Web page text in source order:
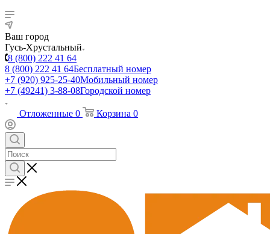
Ваш город
Гусь-Хрустальный
8 (800) 222 41 64
8 (800) 222 41 64Бесплатный номер
+7 (920) 925-25-40Мобильный номер
+7 (49241) 3-88-08Городской номер
Отложенные 0 Корзина 0